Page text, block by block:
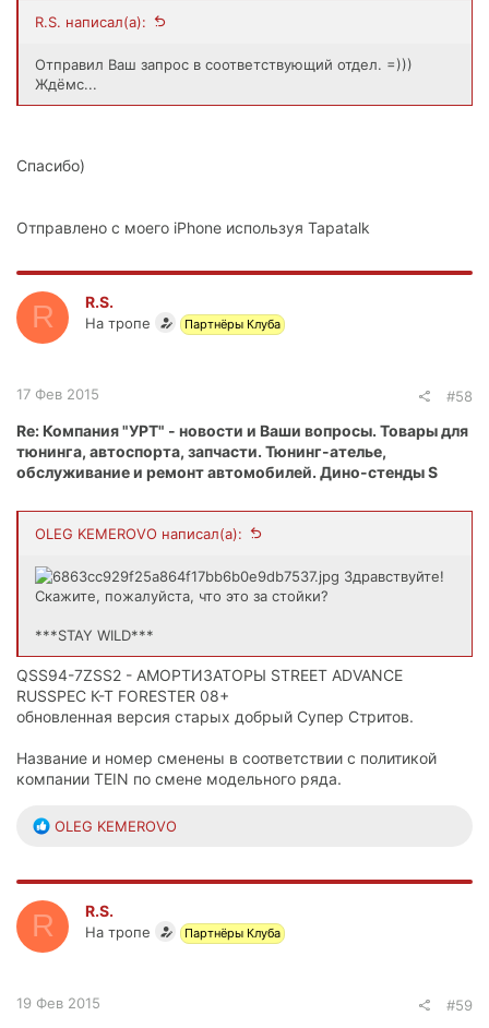
R.S. написал(а):
Отправил Ваш запрос в соответствующий отдел. =)))
Ждёмс...
Спасибо)
Отправлено с моего iPhone используя Tapatalk
R R.S.
На тропе Партнёры Клуба
17 Фев 2015 #58
Re: Компания "УРТ" - новости и Ваши вопросы. Товары для
тюнинга, автоспорта, запчасти. Тюнинг-ателье,
обслуживание и ремонт автомобилей. Дино-стенды S
OLEG KEMEROVO написал(а):
Здравствуйте!
Скажите, пожалуйста, что это за стойки?
***STAY WILD***
QSS94-7ZSS2 - АМОРТИЗАТОРЫ STREET ADVANCE
RUSSPEC К-Т FORESTER 08+
обновленная версия старых добрый Супер Стритов.
Название и номер сменены в соответствии с политикой
компании TEIN по смене модельного ряда.
Р
к
ц
и
OLEG KEMEROVO
R R.S.
На тропе Партнёры Клуба
19 Фев 2015 #59